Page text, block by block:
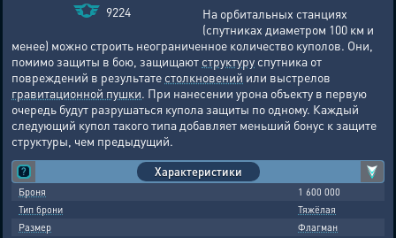
9224
На орбитальных станциях
(спутниках диаметром 100 км и
менее) можно строить неограниченное количество куполов. Они,
помимо защиты в бою, защищают структуру спутника от
повреждений в результате столкновений или выстрелов
гравитационной пушки. При нанесении урона объекту в первую
очередь будут разрушаться купола защиты по одному. Каждый
следующий купол такого типа добавляет меньший бонус к защите
структуры, чем предыдущий.
Характеристики
Броня
1 600 000
Тип брони
Тяжёлая
Размер
Флагман